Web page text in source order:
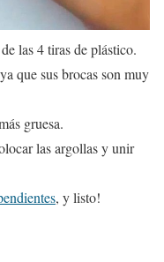
las 4 tiras de plástico.
ya que sus brocas son muy
gruesa.
las argollas y unir
, y listo!